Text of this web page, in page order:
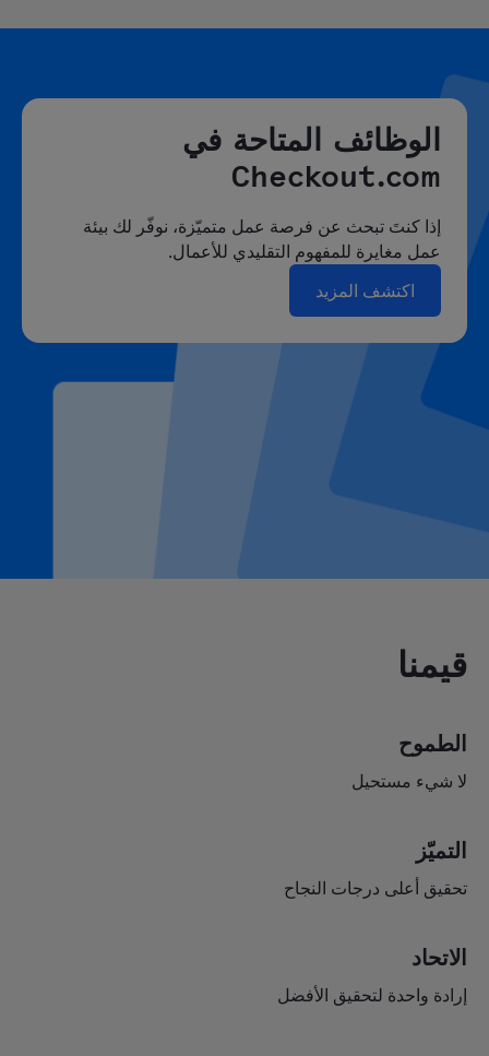
الوظائف المتاحة في
Checkout.com
إذا كنتَ تبحث عن فرصة عمل متميّزة، نوفّر لك بيئة
عمل مغايرة للمفهوم التقليدي للأعمال.
اكتشف المزيد
قيمنا
الطموح
لا شيء مستحيل
التميّز
تحقيق أعلى درجات النجاح
الاتحاد
إرادة واحدة لتحقيق الأفضل